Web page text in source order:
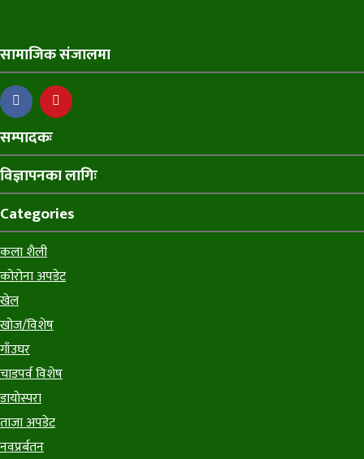
सामाजिक संजालमा
सम्पादकः
विज्ञापनका लागिः
Categories
कला शैली
कोरोना अपडेट
खेल
खोज/विशेष
गाँउघर
चाडपर्व विशेष
डायाेस्परा
ताजा अपडेट
नवप्रर्बतन